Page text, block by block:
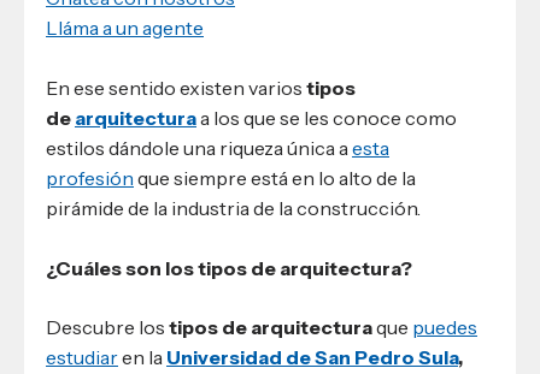
Lláma a un agente
En ese sentido existen varios tipos
de arquitecturaa los que se les conoce como
estilos dándole una riqueza única a esta
profesión que siempre está en lo alto de la
pirámide de la industria de la construcción.
¿Cuáles son los tipos de arquitectura?
Descubre los tipos de arquitecturaque puedes
estudiaren la Universidad de San Pedro Sula,